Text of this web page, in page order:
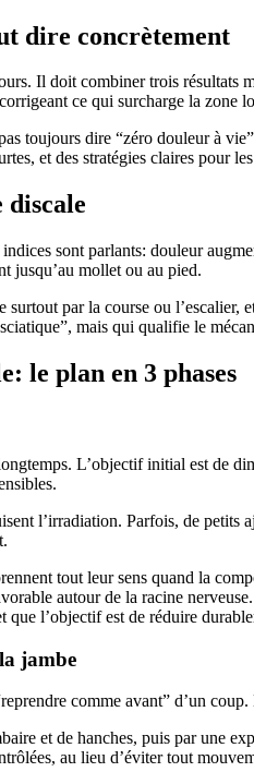
dire concrètement
Il doit combiner trois
ce qui surcharge la zone
toujours dire “zéro douleur à
et des stratégies claires pour
discale
sont parlants: douleur
jusqu’au mollet ou au pied.
par la course ou
mais qui qualifie le
le plan en 3 phases
L’objectif initial est de
l’irradiation. Parfois, de
tout leur sens quand la
autour de la racine
l’objectif est de réduire
jambe
comme avant” d’un
et de hanches, puis par une
au lieu d’éviter tout